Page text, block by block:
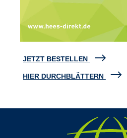
JETZT BESTELLEN
HIER DURCHBLÄTTERN